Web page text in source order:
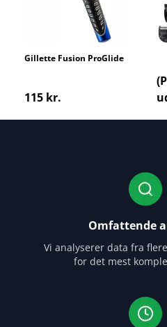
Gillette Fusion ProGlide
115 kr.
Omfattende
Vi analyserer data fra
for det mest